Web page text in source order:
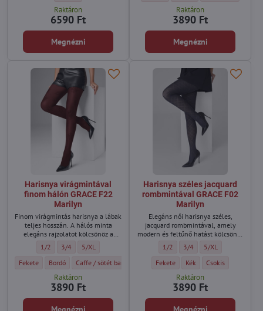
Raktáron
6590 Ft
Megnézni
Raktáron
3890 Ft
Megnézni
Harisnya virágmintával
finom hálón GRACE F22
Marilyn
Finom virágmintás harisnya a lábak
teljes hosszán. A hálós minta
elegáns rajzolatot kölcsönöz a
bőrön.
Harisnya virágmintával finom hálón GRACE F22 Marilyn - Méret:
1/2 Harisnya virágmintával finom hálón GRACE F22 Marilyn - Méret:
3/4 Harisnya virágmintával finom hálón GRACE F22 Marilyn -
5/XL
Harisnya virágmintával finom hálón GRACE F22 Marilyn - Szín:
Fekete Harisnya virágmintával finom hálón GRACE F22 Marilyn - Szín:
Bordó Harisnya virágmintával finom hálón GRACE F22 Marilyn - Szín:
Caffe / sötét barna
Raktáron
3890 Ft
Harisnya széles jacquard
rombmintával GRACE F02
Marilyn
Elegáns női harisnya széles,
jacquard rombmintával, amely
modern és feltűnő hatást kölcsönöz
a lábaknak.
Harisnya széles jacquard
1/2 Harisnya széles jacquard
3/4 Harisnya széles
5/XL
Harisnya széles jacquard
Fekete Harisnya széles jacquard
Kék Harisnya széles
Csokis
Raktáron
3890 Ft